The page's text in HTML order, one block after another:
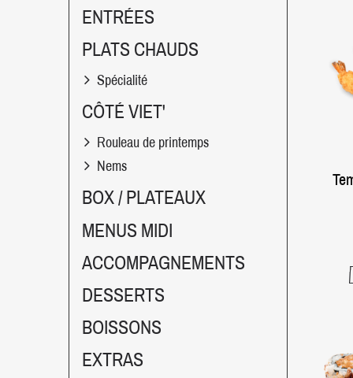
ENTRÉES
PLATS CHAUDS
Spécialité
CÔTÉ VIET'
Rouleau de printemps
Nems
BOX / PLATEAUX
MENUS MIDI
ACCOMPAGNEMENTS
DESSERTS
BOISSONS
EXTRAS